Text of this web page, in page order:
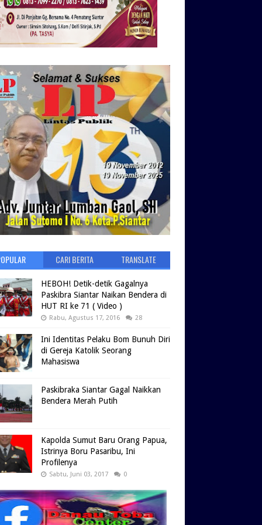
CARI BERITA TRANSLATE
HEBOH! Detik-detik Gagalnya
Paskibra Siantar Naikan Bendera di
HUT RI ke 71 ( Video )
Rabu, Agustus 17, 2016 28
Ini Identitas Pelaku Bom Bunuh Diri
di Gereja Katolik Seorang
Mahasiswa
Paskibraka Siantar Gagal Naikkan
Bendera Merah Putih
Kapolda Sumut Baru Orang Papua,
Istrinya Boru Pasaribu, Ini
Profilenya
Sabtu, Juni 03, 2017 0